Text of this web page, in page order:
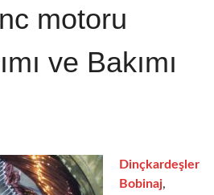
motoru
ve Bakımı
Dinçkardeşler
Bobinaj,